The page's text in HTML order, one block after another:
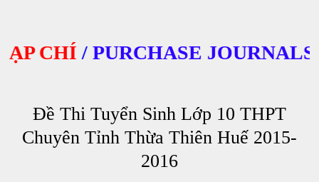
CHÍ/PURCHASE JOURNALS
Đề Thi Tuyển Sinh Lớp 10 THPT
Chuyên Tỉnh Thừa Thiên Huế 2015-
2016